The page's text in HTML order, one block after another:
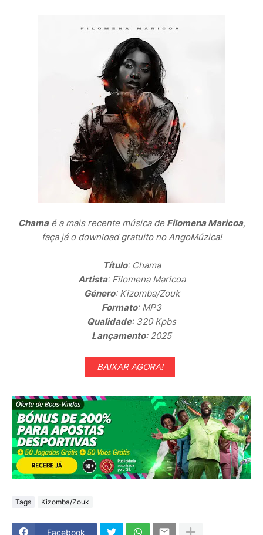
Chamaé a mais recente música de Filomena Maricoa,
faça já o download gratuito no AngoMúzica!
Título: Chama
Artista: Filomena Maricoa
Género: Kizomba/Zouk
Formato: MP3
Qualidade: 320 Kpbs
Lançamento: 2025
BAIXAR AGORA!
Tags Kizomba/Zouk
Facebook